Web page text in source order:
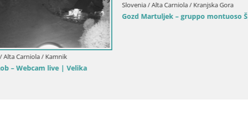
Slovenia / Alta Carniola / Kranjska Gora
Comprensorio sciistico Kranjska Gora |